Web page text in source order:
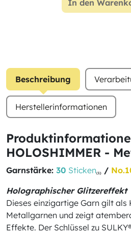
In den
Beschreibung
Herstellerinformationen
HOLOSHIMMER -
Garnstärke: 30 Sticken(1) /
Holographischer Glitzereffekt
Dieses einzigartige Garn gilt als
Metallgarnen und zeigt
Effekte. Der Schlüssel zu